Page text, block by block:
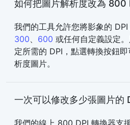
如何把圖片解析度改為 800
我們的工具允許您將影象的 DPI
300、 600 或任何自定義設定
定所需的 DPI，點選轉換按鈕
析度圖片。
一次可以修改多少張圖片的
我們的線上 800 DPI 轉換器支